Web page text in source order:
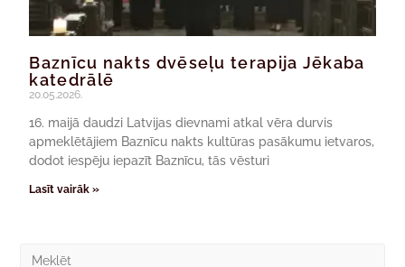
Baznīcu nakts dvēseļu terapija Jēkaba
katedrālē
20.05.2026.
16. maijā daudzi Latvijas dievnami atkal vēra durvis
apmeklētājiem Baznīcu nakts kultūras pasākumu ietvaros,
dodot iespēju iepazīt Baznīcu, tās vēsturi
Lasīt vairāk »